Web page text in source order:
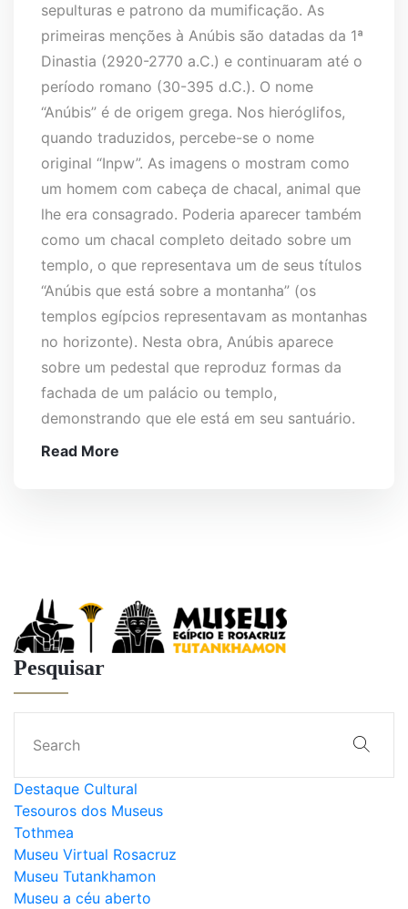
sepulturas e patrono da mumificação. As
primeiras menções à Anúbis são datadas da 1ª
Dinastia (2920-2770 a.C.) e continuaram até o
período romano (30-395 d.C.). O nome
“Anúbis” é de origem grega. Nos hieróglifos,
quando traduzidos, percebe-se o nome
original “Inpw”. As imagens o mostram como
um homem com cabeça de chacal, animal que
lhe era consagrado. Poderia aparecer também
como um chacal completo deitado sobre um
templo, o que representava um de seus títulos
“Anúbis que está sobre a montanha” (os
templos egípcios representavam as montanhas
no horizonte). Nesta obra, Anúbis aparece
sobre um pedestal que reproduz formas da
fachada de um palácio ou templo,
demonstrando que ele está em seu santuário.
Read More
Pesquisar
Destaque Cultural
Tesouros dos Museus
Tothmea
Museu Virtual Rosacruz
Museu Tutankhamon
Museu a céu aberto